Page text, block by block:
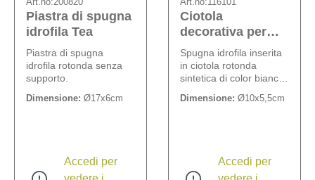
Piastra di spugna
idrofila Tea
Piastra di spugna
idrofila rotonda senza
supporto.
Dimensione: Ø17x6cm
Accedi per
Ciotola
decorativa per
tavolo Melissa
Spugna idrofila inserita
in ciotola rotonda
sintetica di color bianco
l'acqua. Ciotola: Ø 10
Dimensione: Ø10x5,5cm
Accedi per